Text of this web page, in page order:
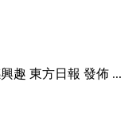
趣 東方日報 發佈 ...